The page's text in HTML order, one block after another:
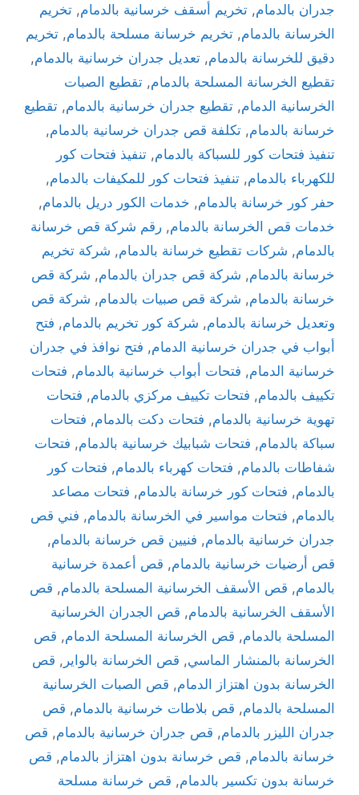
جدران بالدمام, تخريم أسقف خرسانية بالدمام, تخريم
الخرسانة بالدمام, تخريم خرسانة مسلحة بالدمام, تخريم
دقيق للخرسانة بالدمام, تعديل جدران خرسانية بالدمام,
تقطيع الخرسانة المسلحة بالدمام, تقطيع الصبات
الخرسانية الدمام, تقطيع جدران خرسانية بالدمام, تقطيع
خرسانة بالدمام, تكلفة قص جدران خرسانية بالدمام,
تنفيذ فتحات كور للسباكة بالدمام, تنفيذ فتحات كور
للكهرباء بالدمام, تنفيذ فتحات كور للمكيفات بالدمام,
حفر كور خرسانة بالدمام, خدمات الكور دريل بالدمام,
خدمات قص الخرسانة بالدمام, رقم شركة قص خرسانة
بالدمام, شركات تقطيع خرسانة بالدمام, شركة تخريم
خرسانة بالدمام, شركة قص جدران بالدمام, شركة قص
خرسانة بالدمام, شركة قص صبيات بالدمام, شركة قص
وتعديل خرسانة بالدمام, شركة كور تخريم بالدمام, فتح
أبواب في جدران خرسانية الدمام, فتح نوافذ في جدران
خرسانية الدمام, فتحات أبواب خرسانية بالدمام, فتحات
تكييف بالدمام, فتحات تكييف مركزي بالدمام, فتحات
تهوية خرسانية بالدمام, فتحات دكت بالدمام, فتحات
سباكة بالدمام, فتحات شبابيك خرسانية بالدمام, فتحات
شفاطات بالدمام, فتحات كهرباء بالدمام, فتحات كور
بالدمام, فتحات كور خرسانة بالدمام, فتحات مصاعد
بالدمام, فتحات مواسير في الخرسانة بالدمام, فني قص
جدران خرسانية بالدمام, فنيين قص خرسانة بالدمام,
قص أرضيات خرسانية بالدمام, قص أعمدة خرسانية
بالدمام, قص الأسقف الخرسانية المسلحة بالدمام, قص
الأسقف الخرسانية بالدمام, قص الجدران الخرسانية
المسلحة بالدمام, قص الخرسانة المسلحة الدمام, قص
الخرسانة بالمنشار الماسي, قص الخرسانة بالواير , قص
الخرسانة بدون اهتزاز الدمام, قص الصبات الخرسانية
المسلحة بالدمام, قص بلاطات خرسانية بالدمام, قص
جدران الليزر بالدمام, قص جدران خرسانية بالدمام, قص
خرسانة بالدمام, قص خرسانة بدون اهتزاز بالدمام, قص
خرسانة بدون تكسير بالدمام, قص خرسانة مسلحة